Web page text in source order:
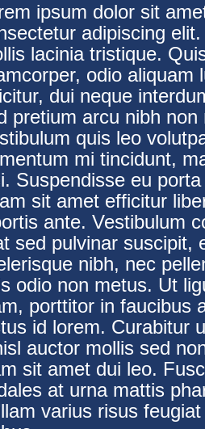
ipsum dolor sit
adipiscing
lacinia tristique.
odio aliquam
dui neque
pretium arcu nibh non
quis leo
mi tincidunt,
Suspendisse eu
sit amet efficitur
ante. Vestibulum
sed pulvinar suscipit,
nibh, nec
odio non metus. Ut
porttitor in faucibus
id lorem. Curabitur
auctor mollis sed
sit amet dui leo.
at urna mattis
varius risus